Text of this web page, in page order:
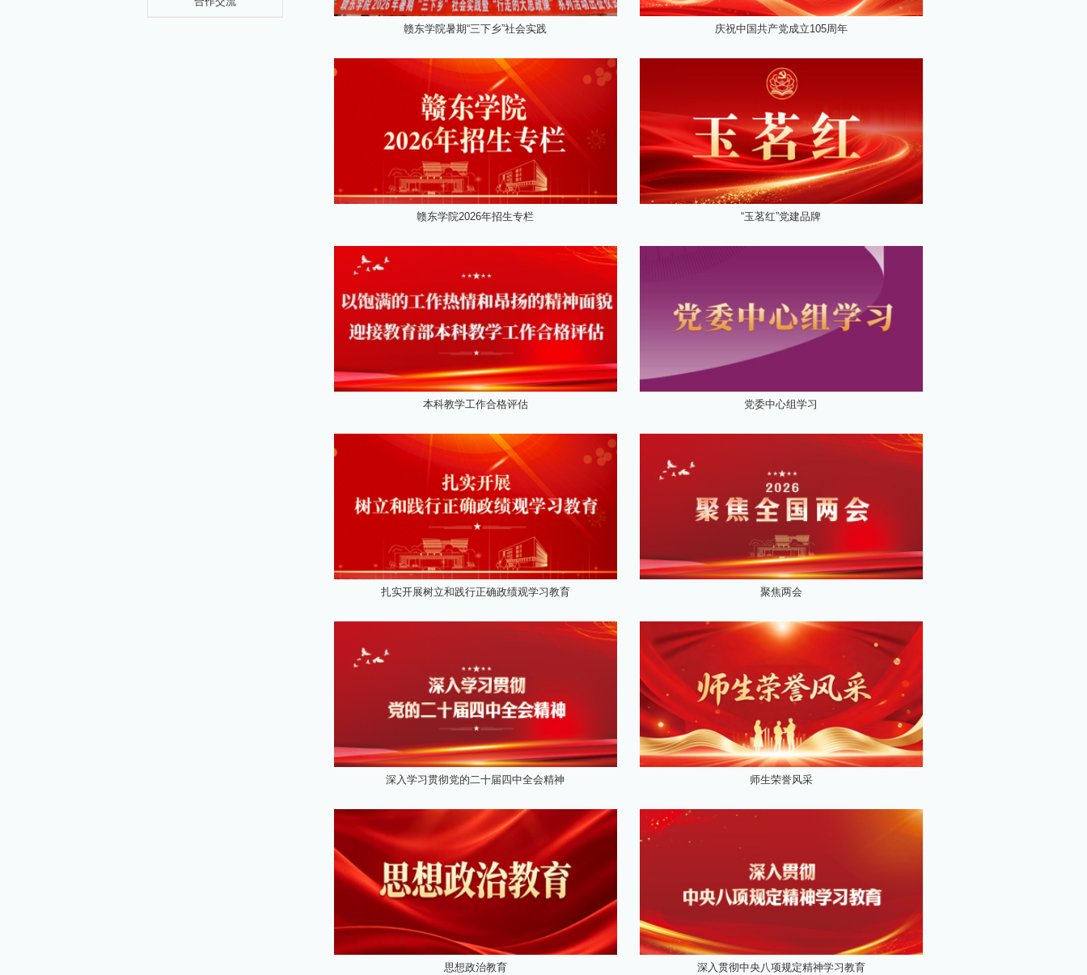
赣东学院暑期“三下乡”社会实践 庆祝中国共产党成立105周年
赣东学院2026年招生专栏 “玉茗红”党建品牌
本科教学工作合格评估 党委中心组学习
扎实开展树立和践行正确政绩观学习教育 聚焦两会
深入学习贯彻党的二十届四中全会精神 师生荣誉风采
思想政治教育 深入贯彻中央八项规定精神学习教育